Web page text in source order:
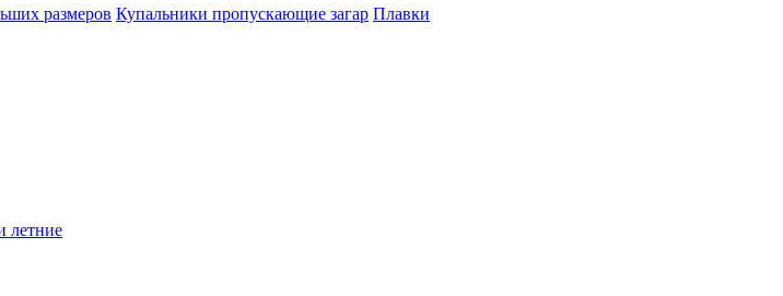
размеров Купальники пропускающие загар Плавки
летние